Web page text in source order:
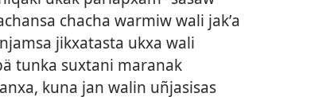
chacha warmiw wali jakʼa
jikxatasta ukxa wali
tunka suxtani maranak
kuna jan walin uñjasisas